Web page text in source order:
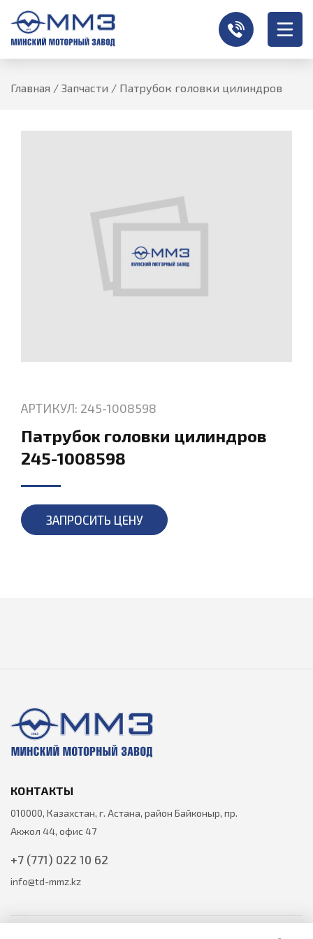
Главная / Запчасти / Патрубок головки цилиндров
АРТИКУЛ: 245-1008598
Патрубок головки цилиндров
245-1008598
ЗАПРОСИТЬ ЦЕНУ
КОНТАКТЫ
010000, Казахстан, г. Астана, район Байконыр, пр.
Акжол 44, офис 47
+7 (771) 022 10 62
info@td-mmz.kz